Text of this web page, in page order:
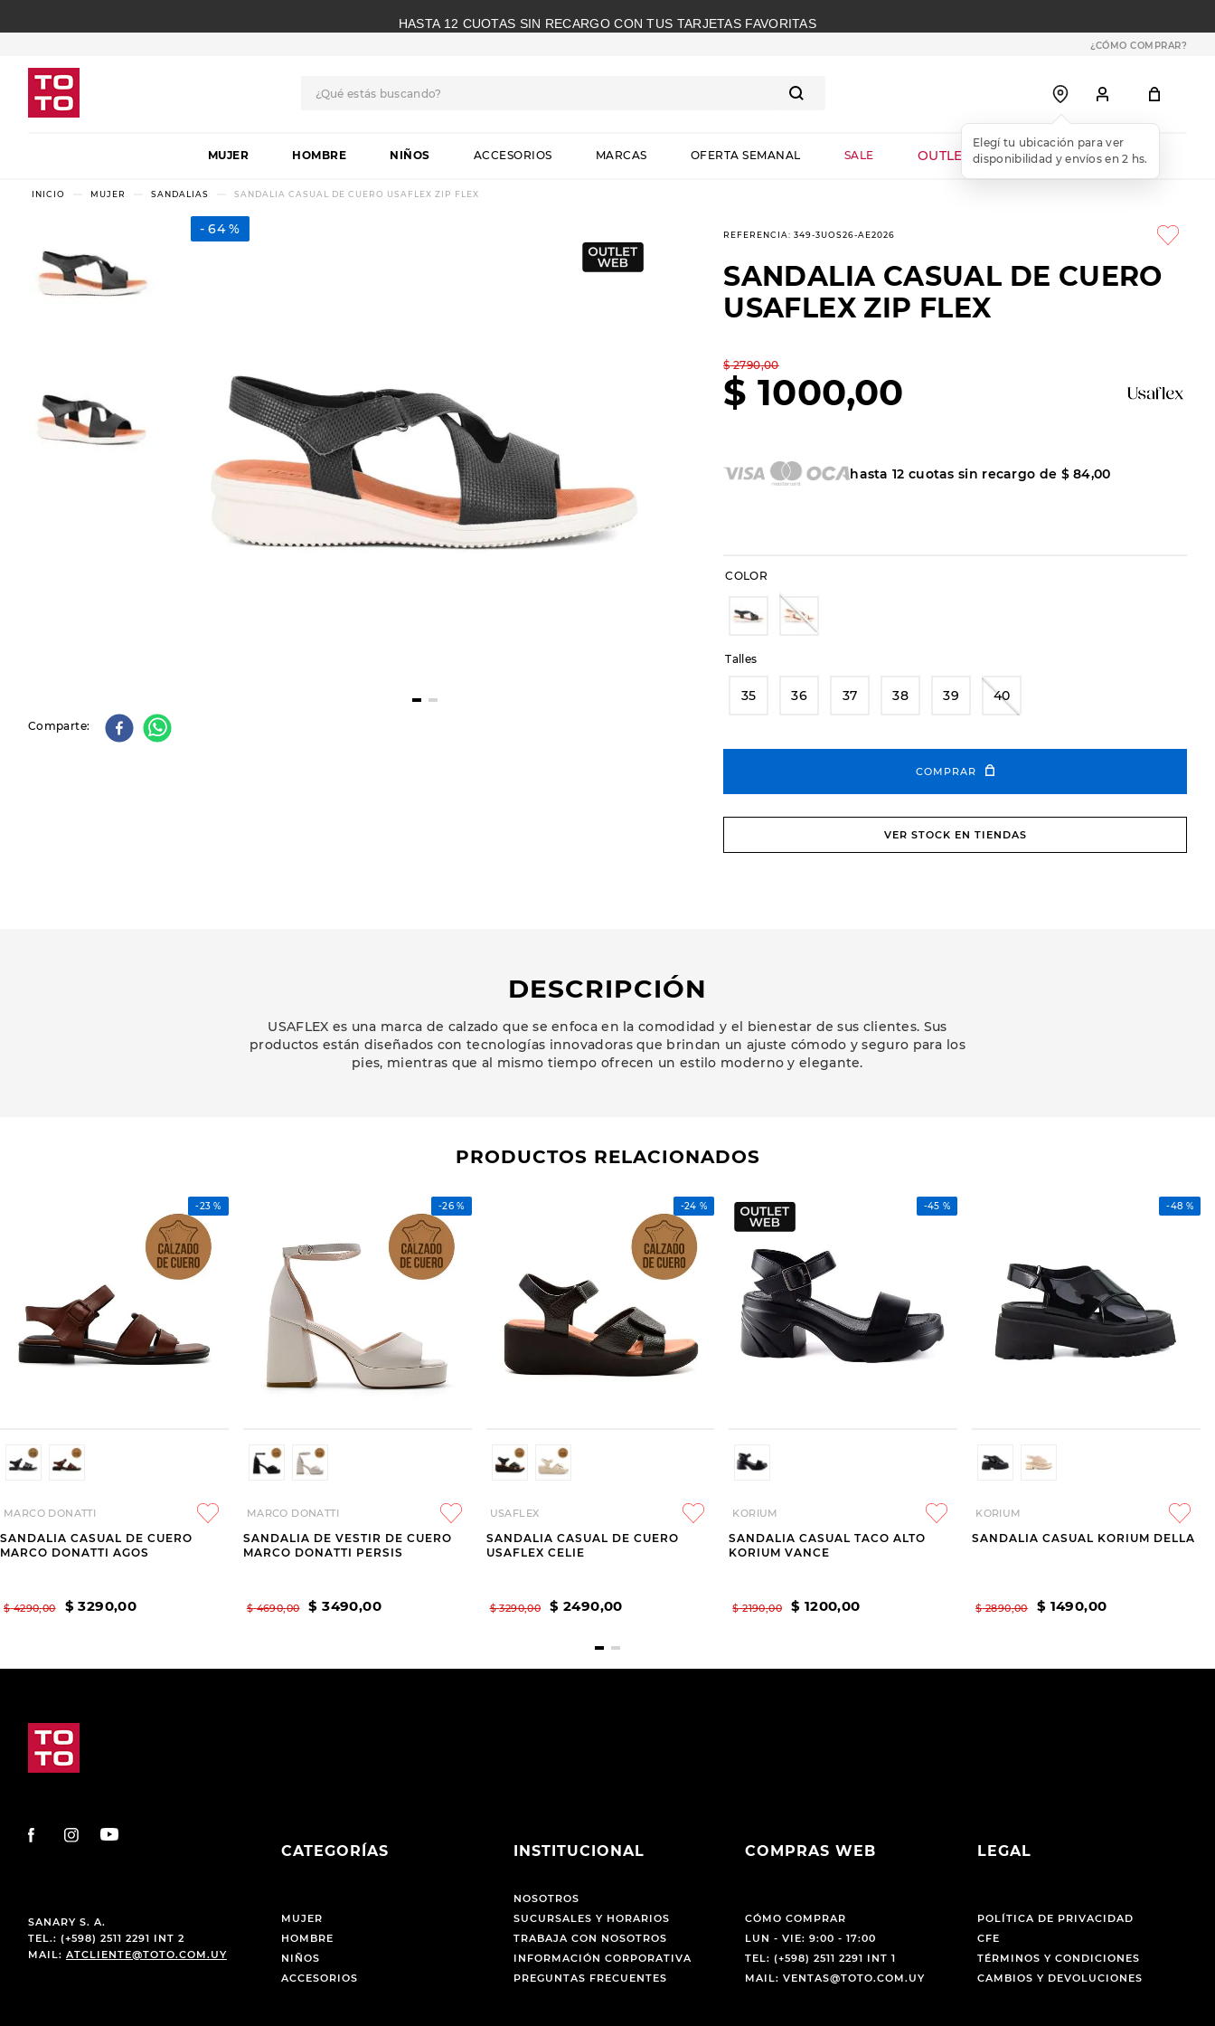
HASTA 12 CUOTAS SIN RECARGO CON TUS TARJETAS FAVORITAS
¿CÓMO COMPRAR?
MUJER HOMBRE NIÑOS ACCESORIOS MARCAS OFERTA SEMANAL SALE OUTLET WEB
MUJER SANDALIAS SANDALIA CASUAL DE CUERO USAFLEX ZIP FLEX
64 %
Comparte
REFERENCIA:349-3UOS26-AE2026
SANDALIA CASUAL DE CUERO
USAFLEX ZIP FLEX
$ 2790,00
$ 1000,00
hasta12 cuotas sin recargo de $ 84,00
COLOR
Talles
35 36 37 38 39 40
COMPRAR
VER STOCK EN TIENDAS
DESCRIPCIÓN
USAFLEX es una marca de calzado que se enfoca en la comodidad y el bienestar de sus clientes. Sus
productos están diseñados con tecnologías innovadoras que brindan un ajuste cómodo y seguro para los
pies, mientras que al mismo tiempo ofrecen un estilo moderno y elegante.
PRODUCTOS RELACIONADOS
-23 %
MARCO DONATTI
SANDALIA CASUAL DE CUERO
MARCO DONATTI AGOS
$ 4290,00 $ 3290,00
-26 %
MARCO DONATTI
SANDALIA DE VESTIR DE CUERO
MARCO DONATTI PERSIS
$ 4690,00 $ 3490,00
-24 %
USAFLEX
SANDALIA CASUAL DE CUERO
USAFLEX CELIE
$ 3290,00 $ 2490,00
-45 %
KORIUM
SANDALIA CASUAL TACO ALTO
KORIUM VANCE
$ 2190,00 $ 1200,00
-48 %
KORIUM
SANDALIA CASUAL KORIUM DELLA
$ 2890,00 $ 1490,00
SANARY S. A.
TEL.: (+598) 2511 2291 INT 2
MAIL: ATCLIENTE@TOTO.COM.UY
CATEGORÍAS
MUJER
HOMBRE
NIÑOS
ACCESORIOS
INSTITUCIONAL
NOSOTROS
SUCURSALES Y HORARIOS
TRABAJA CON NOSOTROS
INFORMACIÓN CORPORATIVA
PREGUNTAS FRECUENTES
COMPRAS WEB
CÓMO COMPRAR
LUN - VIE: 9:00 - 17:00
TEL: (+598) 2511 2291 INT 1
MAIL: VENTAS@TOTO.COM.UY
LEGAL
POLÍTICA DE PRIVACIDAD
CFE
TÉRMINOS Y CONDICIONES
CAMBIOS Y DEVOLUCIONES
1.
botas
2 .
skechers
3.
8.
hitec
9.
slip-ins
botas dama